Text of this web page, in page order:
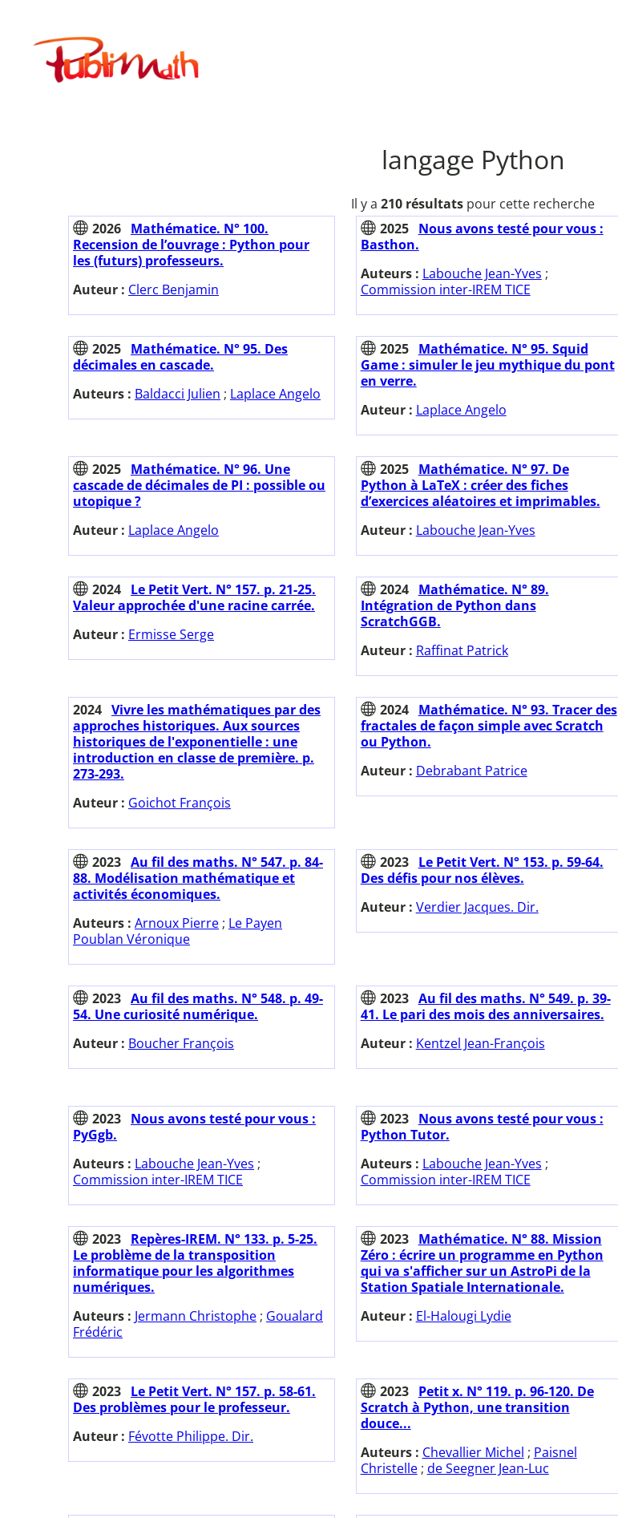
contenuPublimath
langage Python
Il y a 210 résultats pour cette recherche
2026 Mathématice. N° 100.
Recension de l’ouvrage : Python pour
les (futurs) professeurs.
Auteur : Clerc Benjamin
2025
Nous avons testé pour vous :
Basthon.
Auteurs : Labouche Jean-Yves ;
Commission inter-IREM TICE
2025 Mathématice. N° 95. Des
décimales en cascade.
Auteurs : Baldacci Julien ; Laplace Angelo
2025
Mathématice. N° 95. Squid
Game : simuler le jeu mythique du pont
en verre.
Auteur : Laplace Angelo
2025 Mathématice. N° 96. Une
cascade de décimales de PI : possible ou
utopique ?
Auteur : Laplace Angelo
2025
Mathématice. N° 97. De
Python à LaTeX : créer des fiches
d’exercices aléatoires et imprimables.
Auteur : Labouche Jean-Yves
2024 Le Petit Vert. N° 157. p. 21-25.
Valeur approchée d'une racine carrée.
Auteur : Ermisse Serge
2024
Mathématice. N° 89.
Intégration de Python dans
ScratchGGB.
Auteur : Raffinat Patrick
2024 Vivre les mathématiques par des
approches historiques. Aux sources
historiques de l'exponentielle : une
introduction en classe de première. p.
273-293.
Auteur : Goichot François
2024
Mathématice. N° 93. Tracer des
fractales de façon simple avec Scratch
ou Python.
Auteur : Debrabant Patrice
2023 Au fil des maths. N° 547. p. 84-
88. Modélisation mathématique et
activités économiques.
Auteurs : Arnoux Pierre ; Le Payen
Poublan Véronique
2023
Le Petit Vert. N° 153. p. 59-64.
Des défis pour nos élèves.
Auteur : Verdier Jacques. Dir.
2023 Au fil des maths. N° 548. p. 49-
54. Une curiosité numérique.
Auteur : Boucher François
2023 Au fil des maths. N° 549. p. 39-
41. Le pari des mois des anniversaires.
Auteur : Kentzel Jean-François
2023 Nous avons testé pour vous :
PyGgb.
Auteurs : Labouche Jean-Yves ;
Commission inter-IREM TICE
2023
Nous avons testé pour vous :
Python Tutor.
Auteurs : Labouche Jean-Yves ;
Commission inter-IREM TICE
2023 Repères-IREM. N° 133. p. 5-25.
Le problème de la transposition
informatique pour les algorithmes
numériques.
Auteurs : Jermann Christophe ; Goualard
Frédéric
2023
Mathématice. N° 88. Mission
Zéro : écrire un programme en Python
qui va s'afficher sur un AstroPi de la
Station Spatiale Internationale.
Auteur : El-Halougi Lydie
2023 Le Petit Vert. N° 157. p. 58-61.
Des problèmes pour le professeur.
Auteur : Févotte Philippe. Dir.
2023
Petit x. N° 119. p. 96-120. De
Scratch à Python, une transition
douce...
Auteurs : Chevallier Michel ; Paisnel
Christelle; de Seegner Jean-Luc